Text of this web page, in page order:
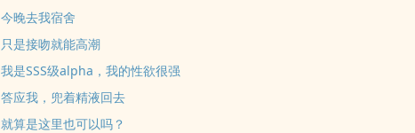
今晚去我宿舍
只是接吻就能‍‌‌高‍潮‎‌
我是SSS级alpha，我的‍‍性‌‎‍欲‎很强
答应我，兜着‍‌‎精‎‌‌液‍‌‍回去
就算是这里也可以吗？